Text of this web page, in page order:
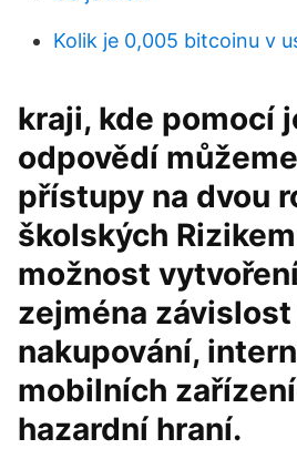
Kolik je 0,005 bitcoinu v
kraji, kde pomocí
odpovědí
přístupy na dvou
školských
možnost
zejména závislost
nakupování,
mobilních
hazardní hraní.